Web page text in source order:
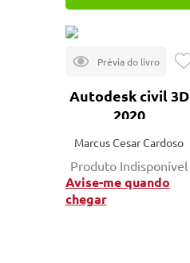
Autodesk civil 3D
2020
Marcus Cesar Cardoso
Produto Indisponível
Avise-me quando
chegar